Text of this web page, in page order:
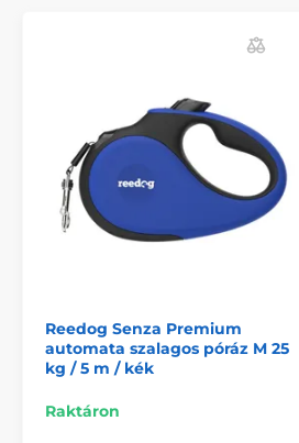
Az automata
teljes mértékben
Reedog Senza Premium
automata szalagos póráz M 25
kg / 5 m / kék
Raktáron